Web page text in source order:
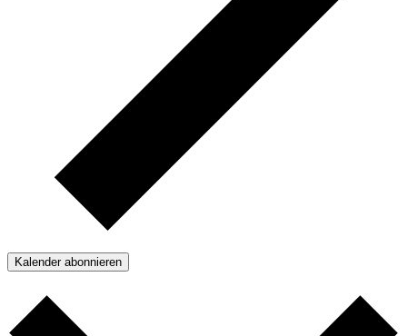
Kalender abonnieren